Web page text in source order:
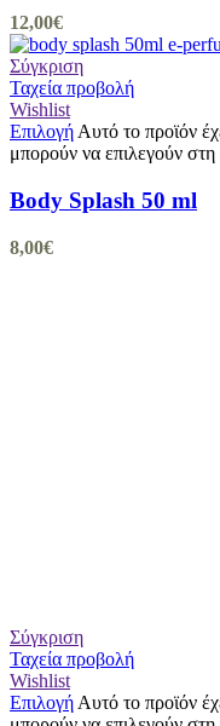
12,00€
Σύγκριση
Ταχεία προβολή
Wishlist
Επιλογή Αυτό το προϊόν
μπορούν να επιλεγούν στη
Body Splash 50 ml
8,00€
Σύγκριση
Ταχεία προβολή
Wishlist
Επιλογή Αυτό το προϊόν